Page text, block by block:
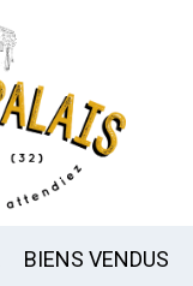
BIENS VENDUS